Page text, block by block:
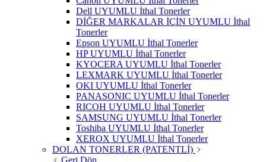
Dell UYUMLU İthal Tonerler
DİĞER MARKALAR İÇİN UYUMLU İthal
Tonerler
Epson UYUMLU İthal Tonerler
HP UYUMLU İthal Tonerler
KYOCERA UYUMLU İthal Tonerler
LEXMARK UYUMLU İthal Tonerler
OKI UYUMLU İthal Tonerler
PANASONIC UYUMLU İthal Tonerler
RICOH UYUMLU İthal Tonerler
SAMSUNG UYUMLU İthal Tonerler
Toshiba UYUMLU İthal Tonerler
XEROX UYUMLU İthal Tonerler
DOLAN TONERLER (PATENTLİ)